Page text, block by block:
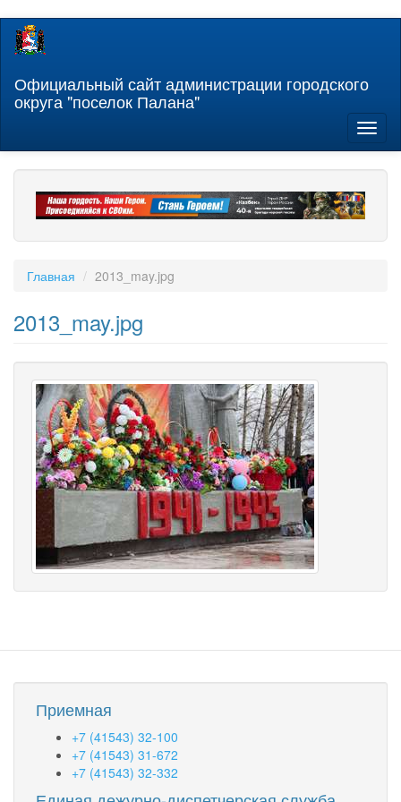
Перейти
содержанию
Официальный сайт администрации городского
округа "поселок Палана"
Главная 2013_may.jpg
2013_may.jpg
Приемная
+7 (41543) 32-100
+7 (41543) 31-672
+7 (41543) 32-332